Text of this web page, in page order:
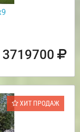
3719700
ХИТ ПРОДАЖ